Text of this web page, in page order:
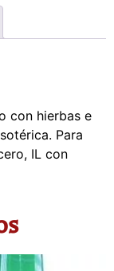
con hierbas e
Para
IL con